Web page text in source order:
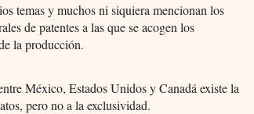
temas y muchos ni siquiera mencionan los
de patentes a las que se acogen los
la producción.
México, Estados Unidos y Canadá existe la
pero no a la exclusividad.